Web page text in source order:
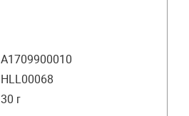
A1709900010
HLL00068
30 г